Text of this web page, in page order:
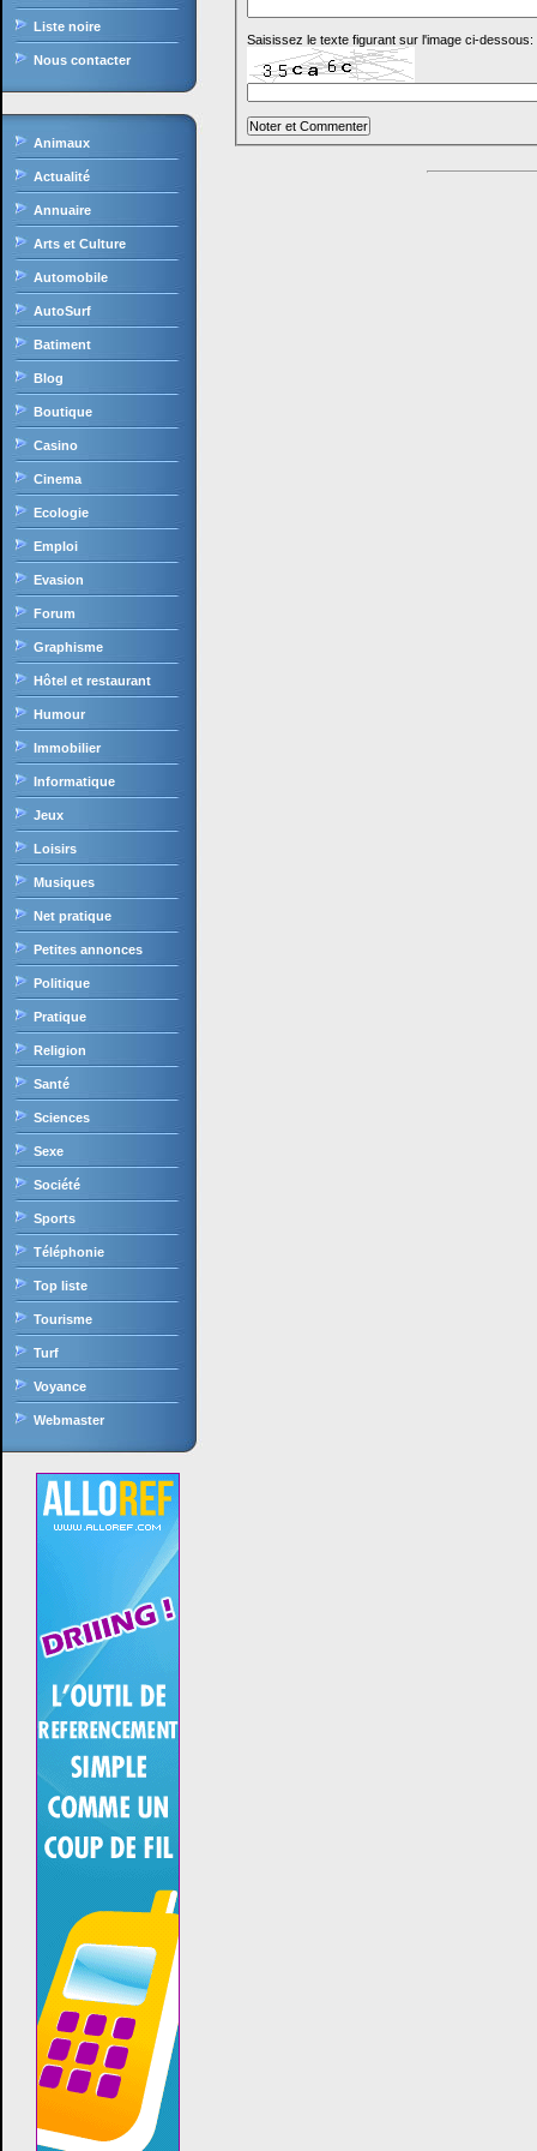
Liste noire
Nous contacter
Animaux
Actualité
Annuaire
Arts et Culture
Automobile
AutoSurf
Batiment
Blog
Boutique
Casino
Cinema
Ecologie
Emploi
Evasion
Forum
Graphisme
Hôtel et restaurant
Humour
Immobilier
Informatique
Jeux
Loisirs
Musiques
Net pratique
Petites annonces
Politique
Pratique
Religion
Santé
Sciences
Sexe
Société
Sports
Téléphonie
Top liste
Tourisme
Turf
Voyance
Webmaster
Saisissez le texte figurant sur l'image ci-dessous: